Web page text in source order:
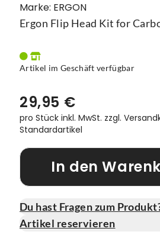
Marke: ERGON
Ergon Flip Head Kit for
Artikel im Geschäft verfügbar
29,95 €
pro Stück inkl. MwSt. zzgl.
Standardartikel
In den
Du hast Fragen zum
Artikel reservieren